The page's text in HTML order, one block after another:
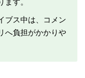
ブス中は、コメン
へ負担がかかりや